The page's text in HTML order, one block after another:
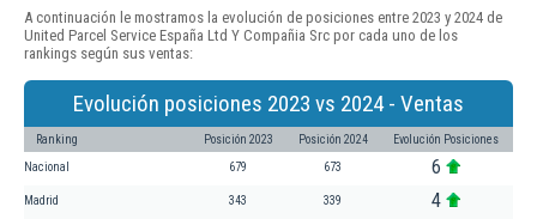
A continuación le mostramos la evolución de posiciones entre 2023 y 2024 de
United Parcel Service España Ltd Y Compañia Src por cada uno de los
rankings según sus ventas:
Evolución posiciones 2023 vs 2024 - Ventas
Ranking Posición 2023 Posición 2024 Evolución Posiciones
Nacional 679 673 6
Madrid 343 339 4